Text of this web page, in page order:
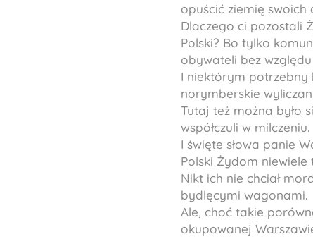
opuścić ziemię
Dlaczego ci pozostali
Polski? Bo tylko
obywateli bez
I niektórym potrzebny
norymberskie
Tutaj też można było
współczuli w milczeniu.
I święte słowa panie
Polski Żydom niewiele
Nikt ich nie chciał
bydlęcymi wagonami.
Ale, choć takie
okupowanej